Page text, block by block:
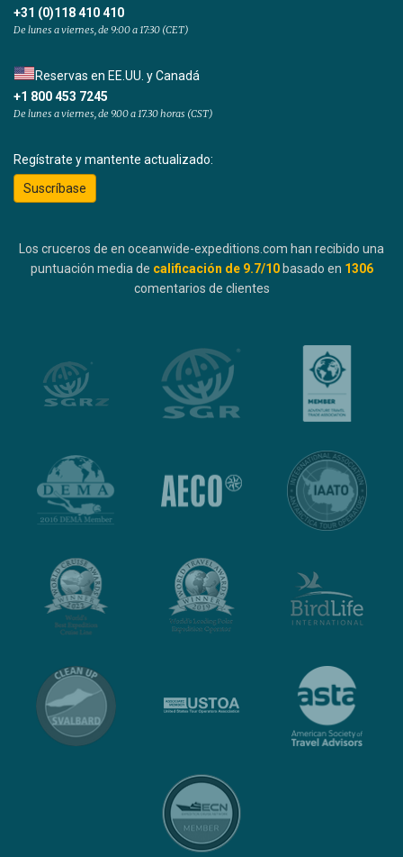
+31 (0)118 410 410
De lunes a viernes, de 9:00 a 17:30 (CET)
Reservas en EE.UU. y Canadá
+1 800 453 7245
De lunes a viernes, de 9.00 a 17.30 horas (CST)
Regístrate y mantente actualizado:
Suscríbase
Los cruceros de en oceanwide-expeditions.com han recibido una
puntuación media de calificación de 9.7/10 basado en 1306
comentarios de clientes